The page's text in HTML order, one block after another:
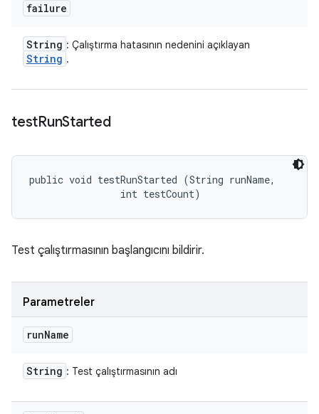
failure
String : Çalıştırma hatasının nedenini açıklayan
String .
testRunStarted
public void testRunStarted (String runName,
                int testCount)
Test çalıştırmasının başlangıcını bildirir.
Parametreler
runName
String : Test çalıştırmasının adı